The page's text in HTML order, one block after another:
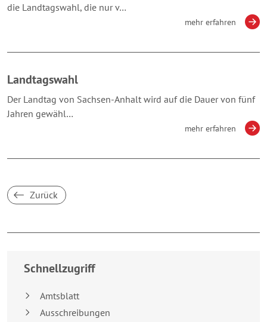
die Landtagswahl, die nur v…
mehr erfahren
Landtagswahl
Der Landtag von Sachsen-Anhalt wird auf die Dauer von fünf
Jahren gewähl…
mehr erfahren
Zurück
Schnellzugriff
Amtsblatt
Ausschreibungen